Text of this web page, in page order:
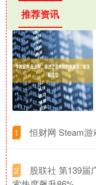
推荐资讯
1 恒财网 Steam游
2
股联社 第139届